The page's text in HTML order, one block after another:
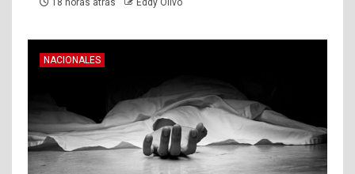
18 horas atrás Eddy Olivo
NACIONALES